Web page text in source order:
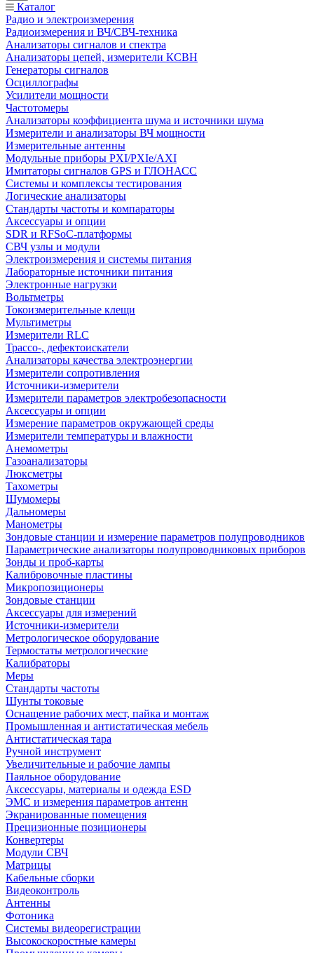
Каталог
Радио и электроизмерения
Радиоизмерения и ВЧ/СВЧ-техника
Анализаторы сигналов и спектра
Анализаторы цепей, измерители КСВН
Генераторы сигналов
Осциллографы
Усилители мощности
Частотомеры
Анализаторы коэффициента шума и источники шума
Измерители и анализаторы ВЧ мощности
Измерительные антенны
Модульные приборы PXI/PXIe/AXI
Имитаторы сигналов GPS и ГЛОНАСС
Системы и комплексы тестирования
Логические анализаторы
Стандарты частоты и компараторы
Аксессуары и опции
SDR и RFSoC‑платформы
СВЧ узлы и модули
Электроизмерения и системы питания
Лабораторные источники питания
Электронные нагрузки
Вольтметры
Токоизмерительные клещи
Мультиметры
Измерители RLC
Трассо-, дефектоискатели
Анализаторы качества электроэнергии
Измерители сопротивления
Источники-измерители
Измерители параметров электробезопасности
Аксессуары и опции
Измерение параметров окружающей среды
Измерители температуры и влажности
Анемометры
Газоанализаторы
Люксметры
Тахометры
Шумомеры
Дальномеры
Манометры
Зондовые станции и измерение параметров полупроводников
Параметрические анализаторы полупроводниковых приборов
Зонды и проб-карты
Калибровочные пластины
Микропозиционеры
Зондовые станции
Аксессуары для измерений
Источники-измерители
Метрологическое оборудование
Термостаты метрологические
Калибраторы
Меры
Стандарты частоты
Шунты токовые
Оснащение рабочих мест, пайка и монтаж
Промышленная и антистатическая мебель
Антистатическая тара
Ручной инструмент
Увеличительные и рабочие лампы
Паяльное оборудование
Аксессуары, материалы и одежда ESD
ЭМС и измерения параметров антенн
Экранированные помещения
Прецизионные позиционеры
Конвертеры
Модули СВЧ
Матрицы
Кабельные сборки
Видеоконтроль
Антенны
Фотоника
Cистемы видеорегистрации
Высокоскоростные камеры